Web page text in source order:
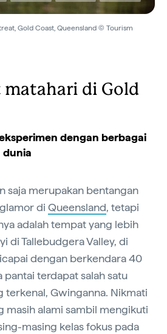
Gold Coast, Queensland © Tourism
matahari di Gold
dengan berbagai
dunia
saja merupakan bentangan
di Queensland, tetapi
adalah tempat yang lebih
di Tallebudgera Valley, di
dengan berkendara 40
pantai terdapat salah satu
Gwinganna. Nikmati
masih alami sambil mengikuti
masing kelas fokus pada